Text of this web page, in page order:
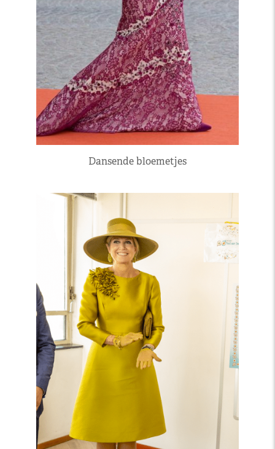
Dansende bloemetjes